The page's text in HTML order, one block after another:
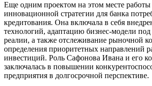
Еще одним проектом на этом месте работы
инновационной стратегии для банка
кредитования. Она включала в себя
технологий, адаптацию бизнес-модели
реалии, а также отслеживание рыночной
определения приоритетных направлений
инвестиций. Роль Сафонова Ивана и его
заключалась в повышении
предприятия в долгосрочной перспективе.